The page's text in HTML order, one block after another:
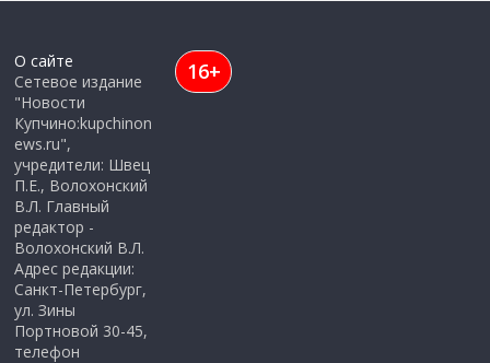
О сайте
Сетевое издание
"Новости
Купчино:kupchinon
ews.ru",
учредители: Швец
П.Е., Волохонский
В.Л. Главный
редактор -
Волохонский В.Л.
Адрес редакции:
Санкт-Петербург,
ул. Зины
Портновой 30-45,
телефон
16+